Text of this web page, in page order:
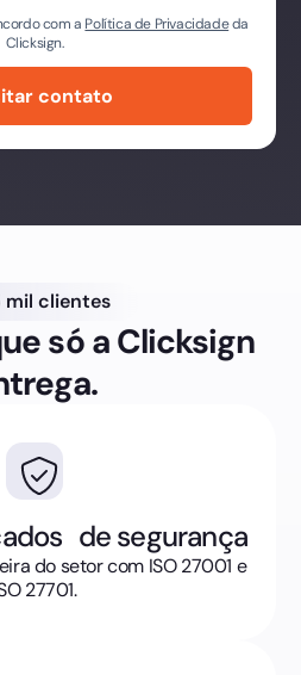
com a Política de Privacidadeda
Clicksign.
mil clientes
só a Clicksign
de segurança
do setor com ISO 27001 e
27701.